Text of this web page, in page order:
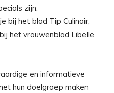
zijn:
bij het blad Tip Culinair;
het vrouwenblad Libelle.
en informatieve
hun doelgroep maken